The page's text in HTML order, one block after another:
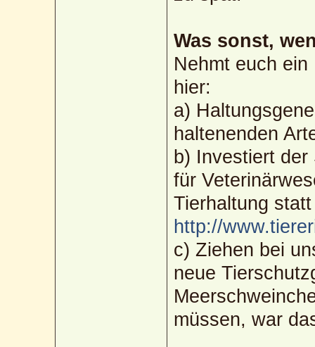
Was sonst,
Nehmt euch
hier:
a)
haltenenden
b) Investiert
für
Tierhaltung
http://
c) Ziehen bei
neue
müssen, war